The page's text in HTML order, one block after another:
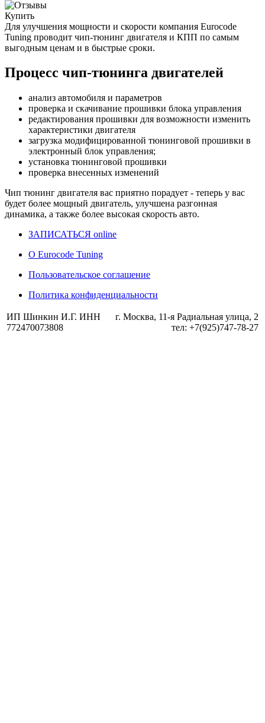
Купить
Для улучшения мощности и скорости компания Eurocode
Tuning проводит чип-тюнинг двигателя и КПП по самым
выгодным ценам и в быстрые сроки.
Процесс чип-тюнинга двигателей
анализ автомобиля и параметров
проверка и скачивание прошивки блока управления
редактирования прошивки для возможности изменить
характеристики двигателя
загрузка модифицированной тюнинговой прошивки в
электронный блок управления;
установка тюнинговой прошивки
проверка внесенных изменений
Чип тюнинг двигателя вас приятно порадует - теперь у вас
будет более мощный двигатель, улучшена разгонная
динамика, а также более высокая скорость авто.
ЗАПИСАТЬСЯ online
О Eurocode Tuning
Пользовательское соглашение
Политика конфиденциальности
ИП Шинкин И.Г. ИНН
772470073808
г. Москва, 11-я Радиальная улица, 2
тел: +7(925)747-78-27